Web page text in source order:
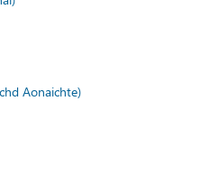
Aonaichte)